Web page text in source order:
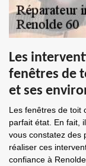
Les
fenêtres de
et ses
Les fenêtres de toit
parfait état. En fait,
vous constatez des
réaliser ces
confiance à